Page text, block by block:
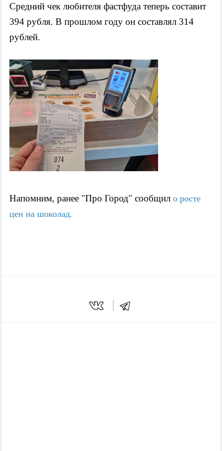
Средний чек любителя фастфуда теперь составит
394 рубля. В прошлом году он составлял 314
рублей.
Напомним, ранее "Про Город" сообщил о росте
цен на шоколад.